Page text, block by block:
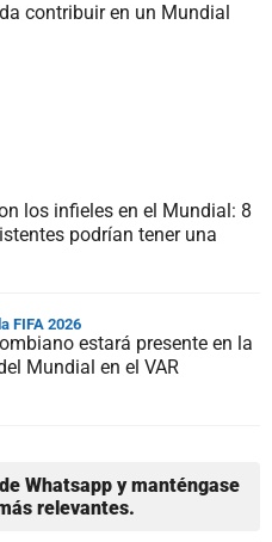
contribuir en un Mundial
los infieles en el Mundial: 8
podrían tener una
FIFA 2026
estará presente en la
Mundial en el VAR
Whatsapp y manténgase
relevantes.